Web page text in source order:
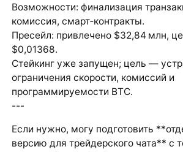
Возможности: финализация
комиссия, смарт‑контракты.
Пресейл: привлечено $32,84 млн,
$0,01368.
Стейкинг уже запущен; цель —
ограничения скорости, комиссий и
программируемости BTC.
---
Если нужно, могу подготовить
версию для трейдерского чата** с